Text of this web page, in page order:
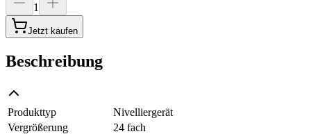
1
Jetzt kaufen
Beschreibung
Produkttyp
Nivelliergerät
Vergrößerung
24 fach